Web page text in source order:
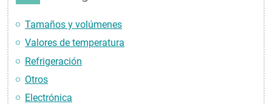
Tamaños y volúmenes
Valores de temperatura
Refrigeración
Otros
Electrónica